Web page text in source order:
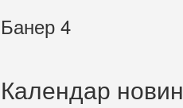
Банер 4
Календар новин